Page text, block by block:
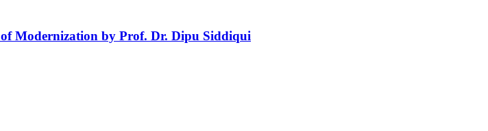
Modernization by Prof. Dr. Dipu Siddiqui